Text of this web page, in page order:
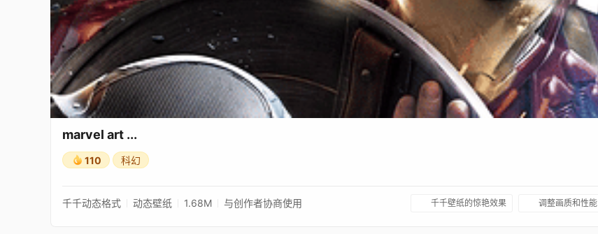
marvel art ...
110 科幻
千千动态格式 动态壁纸 1.68M 与创作者协商使用 千千壁纸的惊艳效果 调整画质和性能